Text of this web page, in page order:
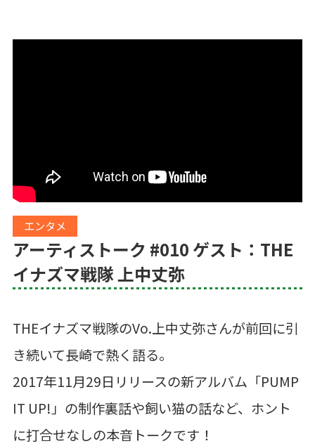
エンタメ
アーティストーク #010 ゲスト：THE
イナズマ戦隊 上中丈弥
THEイナズマ戦隊のVo.上中丈弥さんが前回に引
き続いて長崎で熱く語る。
2017年11月29日リリースの新アルバム「PUMP
IT UP!」の制作裏話や飼い猫の話など、ホント
に打合せなしの本音トークです！